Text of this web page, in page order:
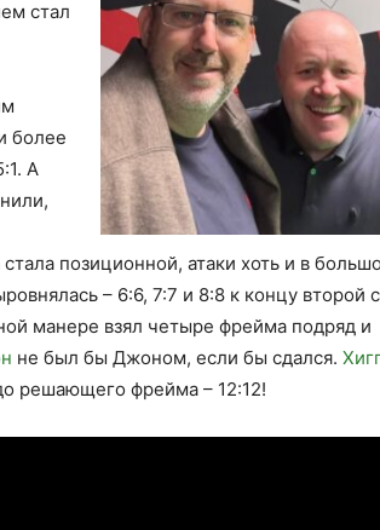
стал
более
А
позиционной, атаки хоть и в
– 6:6, 7:7 и 8:8 к концу второй
манере взял четыре фрейма подряд и
не был бы Джоном, если бы сдался.
решающего фрейма – 12:12!